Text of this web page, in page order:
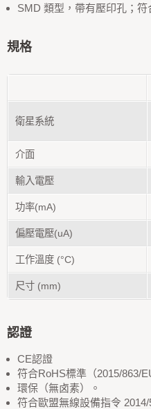
SMD 類型，帶有壓印孔；符
規格
衛星系統
介面
輸入電壓
功率(mA)
偏壓電壓(uA)
工作溫度 (°C)
尺寸 (mm)
認證
CE認證
符合RoHS標準（2015/863/
環保（無卤素）。
符合歐盟無線設備指令 2014/